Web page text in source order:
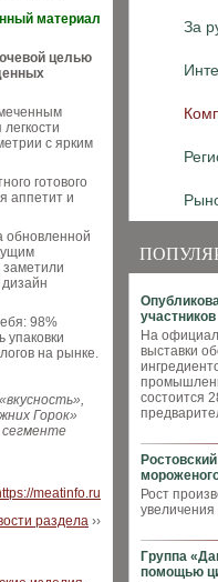
За
На
выставки
состоится
Рост
Группа
помощью
материал
целью
с ярким
готового
аппетит и
обновленной
заметили
98%
упаковки
на рынке.
Горок»
сегменте
meatinfo.ru
раздела ››